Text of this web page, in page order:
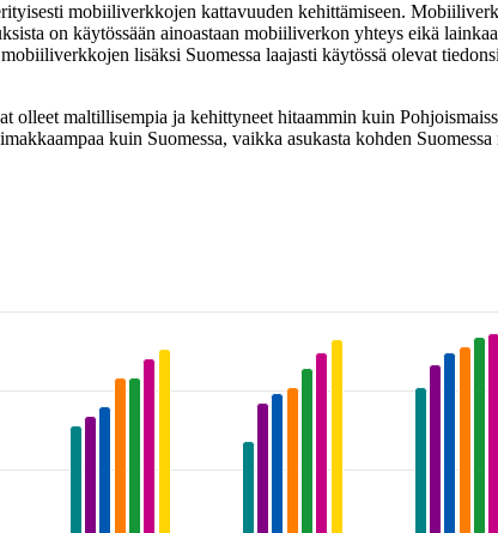
mobiiliverkkojen kattavuuden kehittämiseen.
on käytössään ainoastaan mobiiliverkon yhteys eikä
lisäksi Suomessa laajasti käytössä olevat
maltillisempia ja kehittyneet hitaammin kuin
kuin Suomessa, vaikka asukasta kohden